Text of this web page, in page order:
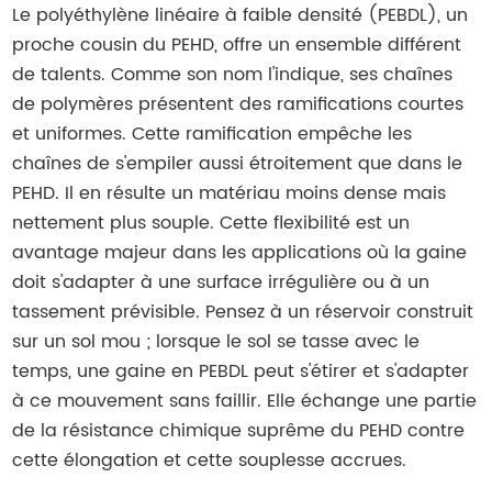
Le polyéthylène linéaire à faible densité (PEBDL), un
proche cousin du PEHD, offre un ensemble différent
de talents. Comme son nom l'indique, ses chaînes
de polymères présentent des ramifications courtes
et uniformes. Cette ramification empêche les
chaînes de s'empiler aussi étroitement que dans le
PEHD. Il en résulte un matériau moins dense mais
nettement plus souple. Cette flexibilité est un
avantage majeur dans les applications où la gaine
doit s'adapter à une surface irrégulière ou à un
tassement prévisible. Pensez à un réservoir construit
sur un sol mou ; lorsque le sol se tasse avec le
temps, une gaine en PEBDL peut s'étirer et s'adapter
à ce mouvement sans faillir. Elle échange une partie
de la résistance chimique suprême du PEHD contre
cette élongation et cette souplesse accrues.